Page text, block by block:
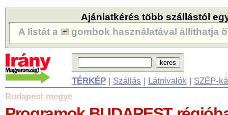
Ajánlatkérés több szállástól
A listát a
gombok használatával állíthatja
TÉRKÉP| Szállás | Látnivalók | SZÉP-
Budapest megye